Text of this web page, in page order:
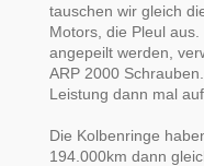
tauschen wir gleich
Motors, die Pleul
angepeilt werden,
ARP 2000
Leistung dann mal
Die Kolbenringe
194.000km dann